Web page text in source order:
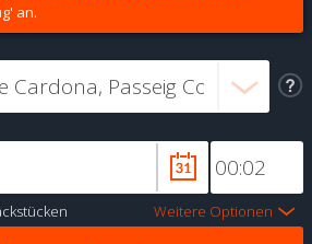
an.
Weitere Optionen